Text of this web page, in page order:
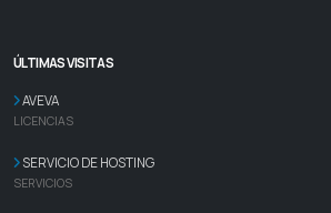
ÚLTIMAS VISITAS
AVEVA
LICENCIAS
SERVICIO DE HOSTING
SERVICIOS